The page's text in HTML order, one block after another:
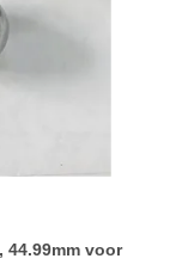
44.99mm voor